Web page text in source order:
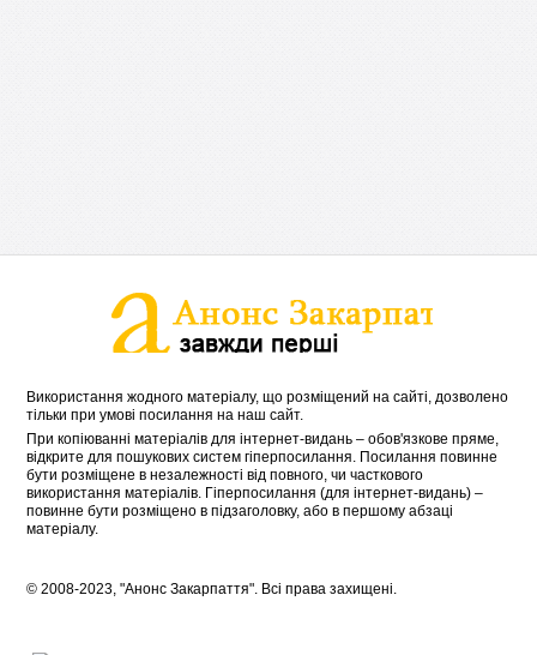
Використання жодного матеріалу, що розміщений на сайті, дозволено
тільки при умові посилання на наш сайт.
При копіюванні матеріалів для інтернет-видань – обов'язкове пряме,
відкрите для пошукових систем гіперпосилання. Посилання повинне
бути розміщене в незалежності від повного, чи часткового
використання матеріалів. Гіперпосилання (для інтернет-видань) –
повинне бути розміщено в підзаголовку, або в першому абзаці
матеріалу.
© 2008-2023, "Анонс Закарпаття". Всі права захищені.